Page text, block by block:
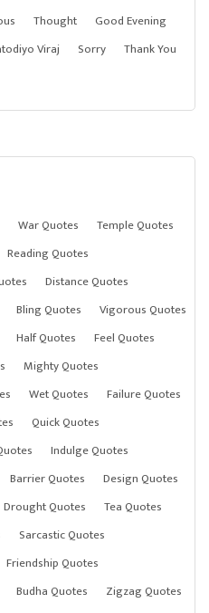
Thought
Good Evening
Viraj Sorry
Thank You
War Quotes
Temple Quotes
Reading Quotes
Distance Quotes
Bling Quotes
Vigorous Quotes
Half Quotes
Feel Quotes
Mighty Quotes
Wet Quotes
Failure Quotes
Quick Quotes
Indulge Quotes
Barrier Quotes
Design Quotes
Drought Quotes
Tea Quotes
Sarcastic Quotes
Friendship Quotes
Budha Quotes
Zigzag Quotes